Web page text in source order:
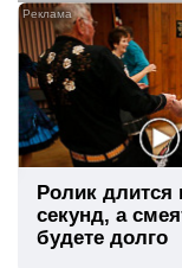
Ролик длится
секунд, а
будете долго